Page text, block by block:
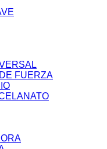
FUERZA